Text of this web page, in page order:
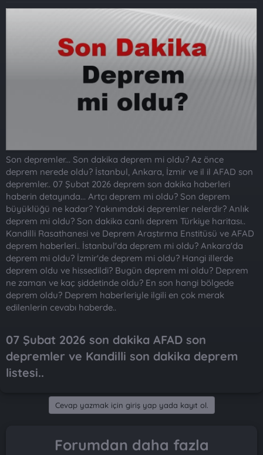
i
h
Son depremler... Son dakika deprem mi oldu? Az önce
deprem nerede oldu? İstanbul, Ankara, İzmir ve il il AFAD son
depremler.. 07 Şubat 2026 deprem son dakika haberleri
haberin detayında... Artçı deprem mi oldu? Son deprem
büyüklüğü ne kadar? Yakınımdaki depremler nelerdir? Anlık
deprem mi oldu? Son dakika canlı deprem Türkiye haritası..
Kandilli Rasathanesi ve Deprem Araştırma Enstitüsü ve AFAD
deprem haberleri.. İstanbul'da deprem mi oldu? Ankara'da
deprem mi oldu? İzmir'de deprem mi oldu? Hangi illerde
deprem oldu ve hissedildi? Bugün deprem mi oldu? Deprem
ne zaman ve kaç şiddetinde oldu? En son hangi bölgede
deprem oldu? Deprem haberleriyle ilgili en çok merak
edilenlerin cevabı haberde..
07 Şubat 2026 son dakika AFAD son
depremler ve Kandilli son dakika deprem
listesi..​
Cevap yazmak için giriş yap yada kayıt ol.
Forumdan daha fazla